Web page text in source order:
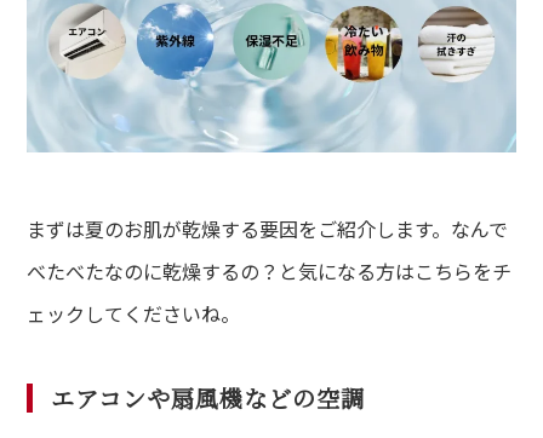
まずは夏のお肌が乾燥する要因をご紹介します。なんで
べたべたなのに乾燥するの？と気になる方はこちらをチ
ェックしてくださいね。
エアコンや扇風機などの空調